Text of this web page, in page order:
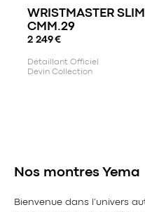
WRISTMASTER
CMM.29
2 249€
Détaillant Officiel
Devin Collection
Nos montres Yema
Bienvenue dans l’univers